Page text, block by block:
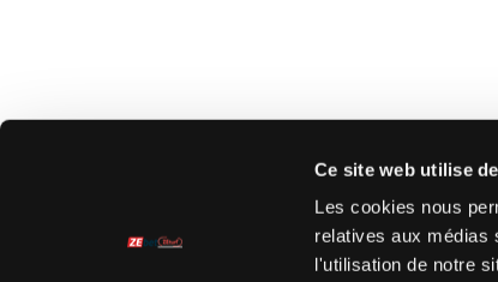
Ce site web utilise
Les cookies nous
relatives aux médias
l'utilisation de notre